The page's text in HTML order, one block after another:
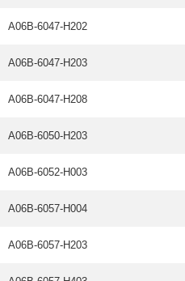
A06B-6047-H202
A06B-6047-H203
A06B-6047-H208
A06B-6050-H203
A06B-6052-H003
A06B-6057-H004
A06B-6057-H203